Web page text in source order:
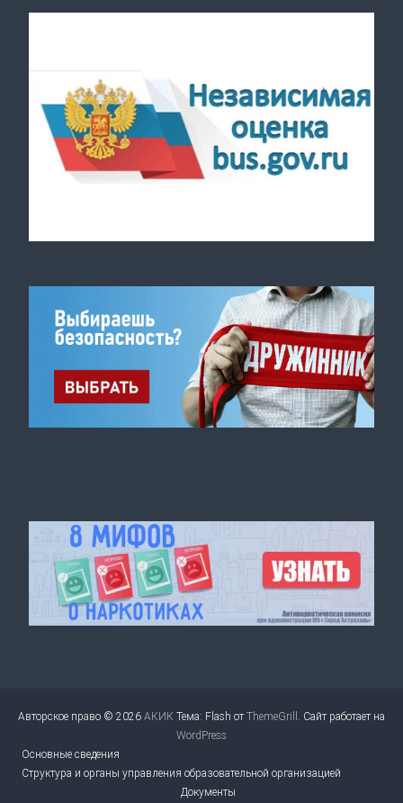
Авторское право © 2026 АКИК Тема: Flash отThemeGrill
. Сайт работает на
WordPress
Основные сведения
Структура и органы управления образовательной организацией
Документы